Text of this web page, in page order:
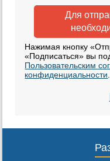
Для
Нажимая кнопку
«Подписаться» вы
Пользовательским
конфиденциальности